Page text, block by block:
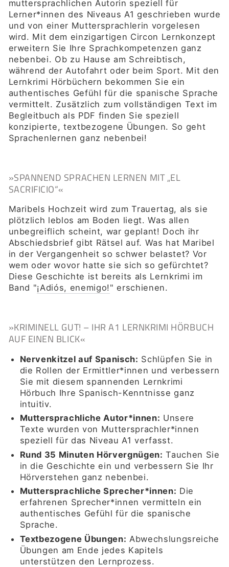
muttersprachlichen Autorin speziell für
Lerner*innen des Niveaus A1 geschrieben wurde
und von einer Muttersprachlerin vorgelesen
wird. Mit dem einzigartigen Circon Lernkonzept
erweitern Sie Ihre Sprachkompetenzen ganz
nebenbei. Ob zu Hause am Schreibtisch,
während der Autofahrt oder beim Sport. Mit den
Lernkrimi Hörbüchern bekommen Sie ein
authentisches Gefühl für die spanische Sprache
vermittelt. Zusätzlich zum vollständigen Text im
Begleitbuch als PDF finden Sie speziell
konzipierte, textbezogene Übungen. So geht
Sprachenlernen ganz nebenbei!
»SPANNEND SPRACHEN LERNEN MIT „EL
SACRIFICIO“«
Maribels Hochzeit wird zum Trauertag, als sie
plötzlich leblos am Boden liegt. Was allen
unbegreiflich scheint, war geplant! Doch ihr
Abschiedsbrief gibt Rätsel auf. Was hat Maribel
in der Vergangenheit so schwer belastet? Vor
wem oder wovor hatte sie sich so gefürchtet?
Diese Geschichte ist bereits als Lernkrimi im
Band "¡Adiós, enemigo!" erschienen.
»KRIMINELL GUT! – IHR A1 LERNKRIMI HÖRBUCH
AUF EINEN BLICK«
Nervenkitzel auf Spanisch: Schlüpfen Sie in
die Rollen der Ermittler*innen und verbessern
Sie mit diesem spannenden Lernkrimi
Hörbuch Ihre Spanisch-Kenntnisse ganz
intuitiv.
Muttersprachliche Autor*innen: Unsere
Texte wurden von Muttersprachler*innen
speziell für das Niveau A1 verfasst.
Rund 35 Minuten Hörvergnügen: Tauchen Sie
in die Geschichte ein und verbessern Sie Ihr
Hörverstehen ganz nebenbei.
Muttersprachliche Sprecher*innen: Die
erfahrenen Sprecher*innen vermitteln ein
authentisches Gefühl für die spanische
Sprache.
Textbezogene Übungen: Abwechslungsreiche
Übungen am Ende jedes Kapitels
unterstützen den Lernprozess.